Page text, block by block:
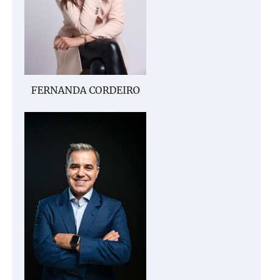
FERNANDA CORDEIRO